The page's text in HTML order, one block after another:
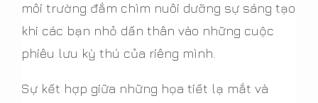
môi trường đắm chìm nuôi dưỡng sự sáng tạo
khi các bạn nhỏ dấn thân vào những cuộc
phiêu lưu kỳ thú của riêng mình.
Sự kết hợp giữa những họa tiết lạ mắt và